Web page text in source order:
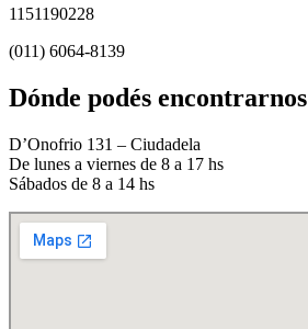
1151190228
(011) 6064-8139
Dónde podés encontrarnos
D’Onofrio 131 – Ciudadela
De lunes a viernes de 8 a 17 hs
Sábados de 8 a 14 hs